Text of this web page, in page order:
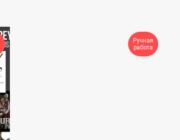
Ручная
работа